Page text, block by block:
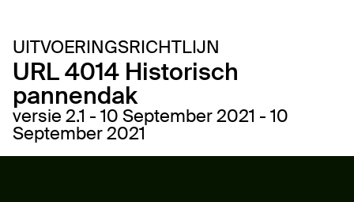
URL 4014 Historisch
pannendak
UITVOERINGSRICHTLIJN
versie 2.1 - 10 September 2021 - 10
September 2021